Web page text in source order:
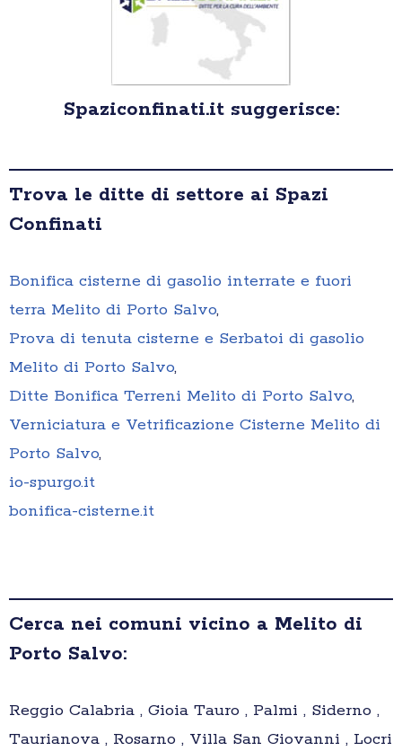
Spaziconfinati.it suggerisce:
Trova le ditte di settore ai Spazi
Confinati
Bonifica cisterne di gasolio interrate e fuori
terra Melito di Porto Salvo,
Prova di tenuta cisterne e Serbatoi di gasolio
Melito di Porto Salvo,
Ditte Bonifica Terreni Melito di Porto Salvo,
Verniciatura e Vetrificazione Cisterne Melito di
Porto Salvo,
io-spurgo.it
bonifica-cisterne.it
Cerca nei comuni vicino a Melito di
Porto Salvo:
Reggio Calabria , Gioia Tauro , Palmi , Siderno ,
Taurianova , Rosarno , Villa San Giovanni , Locri